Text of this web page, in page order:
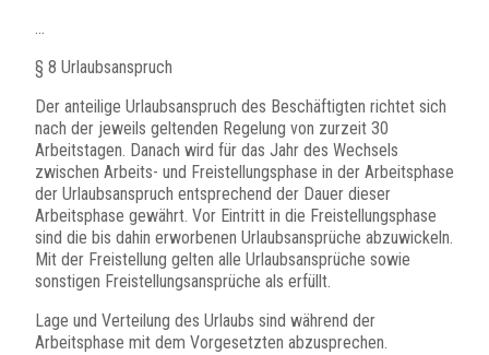
…
§ 8 Urlaubsanspruch
Der anteilige Urlaubsanspruch des Beschäftigten richtet sich
nach der jeweils geltenden Regelung von zurzeit 30
Arbeitstagen. Danach wird für das Jahr des Wechsels
zwischen Arbeits- und Freistellungsphase in der Arbeitsphase
der Urlaubsanspruch entsprechend der Dauer dieser
Arbeitsphase gewährt. Vor Eintritt in die Freistellungsphase
sind die bis dahin erworbenen Urlaubsansprüche abzuwickeln.
Mit der Freistellung gelten alle Urlaubsansprüche sowie
sonstigen Freistellungsansprüche als erfüllt.
Lage und Verteilung des Urlaubs sind während der
Arbeitsphase mit dem Vorgesetzten abzusprechen.